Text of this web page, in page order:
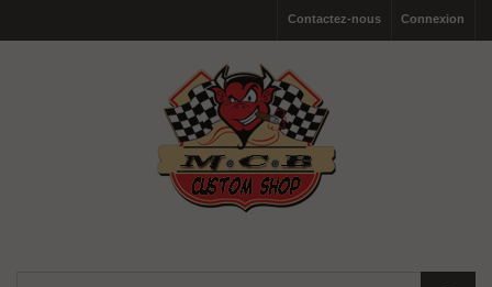
Connexion
Contactez-nous